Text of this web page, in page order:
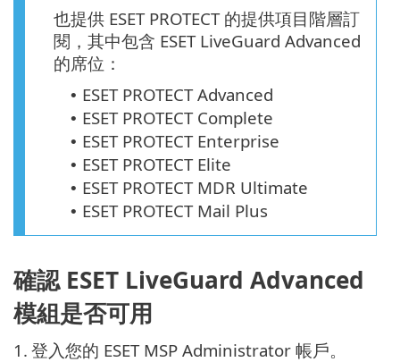
也提供 ESET PROTECT 的提供項目階層訂
閱，其中包含 ESET LiveGuard Advanced
的席位：
• ESET PROTECT Advanced
• ESET PROTECT Complete
• ESET PROTECT Enterprise
• ESET PROTECT Elite
• ESET PROTECT MDR Ultimate
• ESET PROTECT Mail Plus
確認 ESET LiveGuard Advanced
模組是否可用
1. 登入您的 ESET MSP Administrator 帳戶。